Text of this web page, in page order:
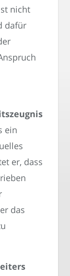
nicht
dafür
ein
er, dass
das